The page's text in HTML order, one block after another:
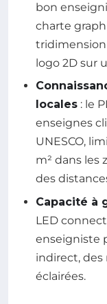
bon
charte
logo 2D sur
locales : le
enseignes
UNESCO,
m² dans les
des
Capacité à
LED
enseigniste
indirect, des
éclairées.